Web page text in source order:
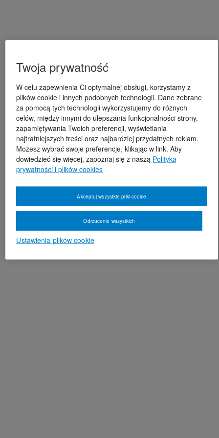
Twoja prywatność
W celu zapewnienia Ci optymalnej obsługi, korzystamy z
plików cookie i innych podobnych technologii. Dane zebrane
za pomocą tych technologii wykorzystujemy do różnych
celów, między innymi do ulepszania funkcjonalności strony,
zapamiętywania Twoich preferencji, wyświetlania
najtrafniejszych treści oraz najbardziej przydatnych reklam.
Możesz wybrać swoje preferencje, klikając w link. Aby
dowiedzieć się więcej, zapoznaj się z naszą Polityką
prywatności i plików cookies
Ustawienia plików cookie
Odrzucenie wszystkich
Akceptuj wszystkie pliki cookie